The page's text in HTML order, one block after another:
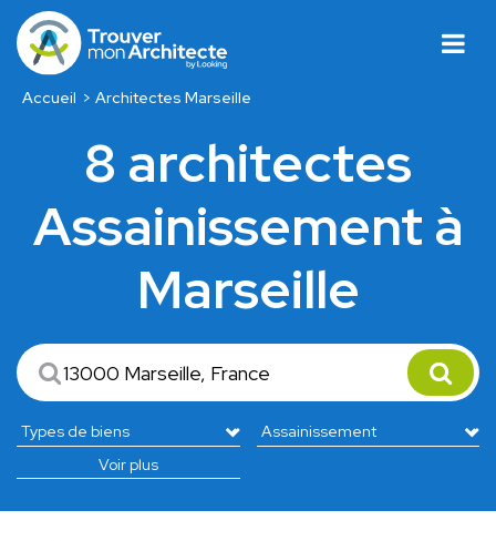
Accueil Architectes Marseille
8 architectes
Assainissement à
Marseille
Voir plus